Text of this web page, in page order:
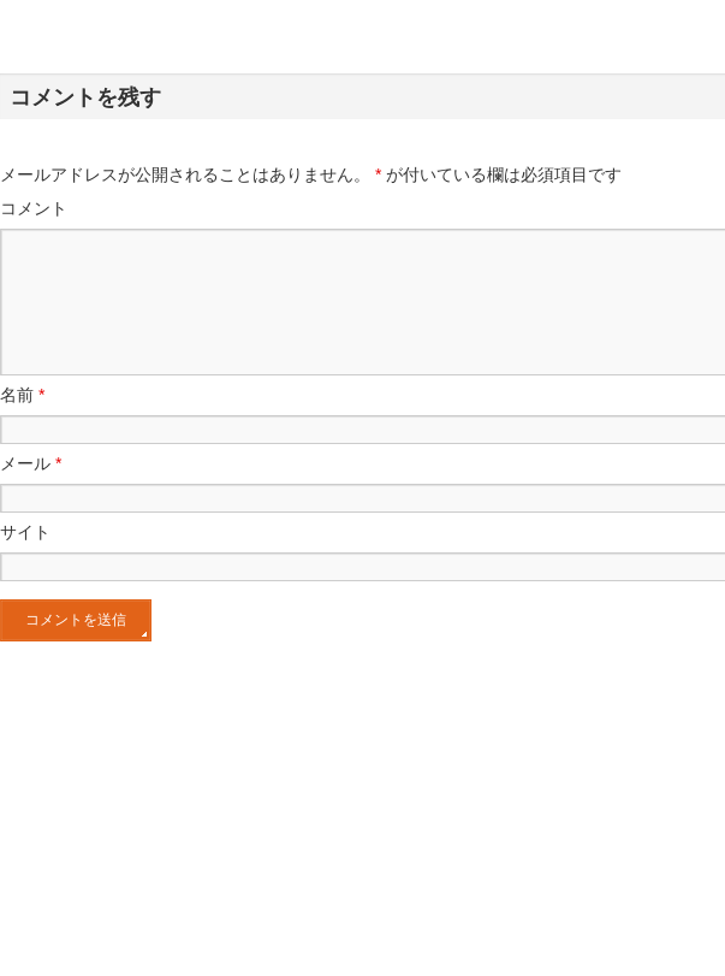
コメントを残す
メールアドレスが公開されることはありません。 * が付いている欄は必須項目です
コメント
名前 *
メール *
サイト